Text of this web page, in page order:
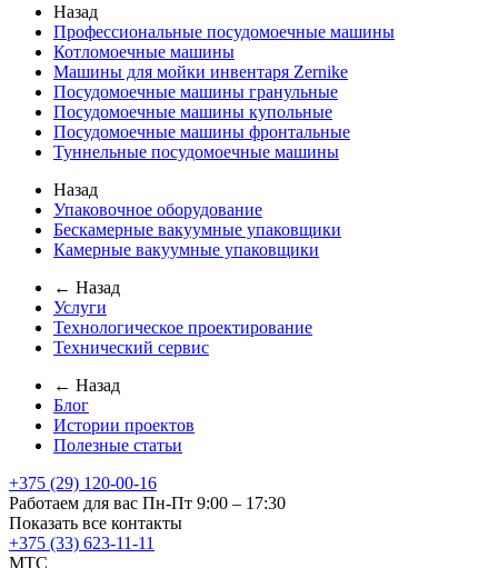
Назад
Профессиональные посудомоечные машины
Котломоечные машины
Машины для мойки инвентаря Zernike
Посудомоечные машины гранульные
Посудомоечные машины купольные
Посудомоечные машины фронтальные
Туннельные посудомоечные машины
Назад
Упаковочное оборудование
Бескамерные вакуумные упаковщики
Камерные вакуумные упаковщики
← Назад
Услуги
Технологическое проектирование
Технический сервис
← Назад
Блог
Истории проектов
Полезные статьи
+375 (29) 120-00-16
Работаем для вас Пн-Пт 9:00 – 17:30
Показать все контакты
+375 (33) 623-11-11
MTC